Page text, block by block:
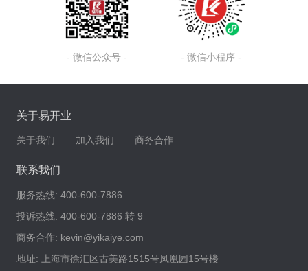
- 微信公众号 - - 微信小程序 -
关于易开业
关于我们 加入我们 商务合作
联系我们
服务热线: 400-600-7886
投诉热线: 400-600-7886 转 9
商务合作: kevin@yikaiye.com
地址:
上海市徐汇区古美路1515号凤凰园15号楼